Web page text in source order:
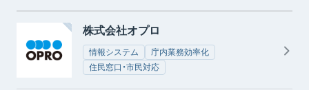
株式会社オプロ
情報システム
庁内業務効率化
住民窓口・市民対応